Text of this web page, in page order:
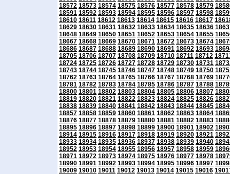
18572 18573 18574 18575 18576 18577 18578 18579
18591 18592 18593 18594 18595 18596 18597 18598
18610 18611 18612 18613 18614 18615 18616 18617
18629 18630 18631 18632 18633 18634 18635 18636
18648 18649 18650 18651 18652 18653 18654 18655
18667 18668 18669 18670 18671 18672 18673 18674
18686 18687 18688 18689 18690 18691 18692 18693
18705 18706 18707 18708 18709 18710 18711 18712
18724 18725 18726 18727 18728 18729 18730 18731
18743 18744 18745 18746 18747 18748 18749 18750
18762 18763 18764 18765 18766 18767 18768 18769
18781 18782 18783 18784 18785 18786 18787 18788
18800 18801 18802 18803 18804 18805 18806 18807
18819 18820 18821 18822 18823 18824 18825 18826
18838 18839 18840 18841 18842 18843 18844 18845
18857 18858 18859 18860 18861 18862 18863 18864
18876 18877 18878 18879 18880 18881 18882 18883
18895 18896 18897 18898 18899 18900 18901 18902
18914 18915 18916 18917 18918 18919 18920 18921
18933 18934 18935 18936 18937 18938 18939 18940
18952 18953 18954 18955 18956 18957 18958 18959
18971 18972 18973 18974 18975 18976 18977 18978
18990 18991 18992 18993 18994 18995 18996 18997
19009 19010 19011 19012 19013 19014 19015 19016